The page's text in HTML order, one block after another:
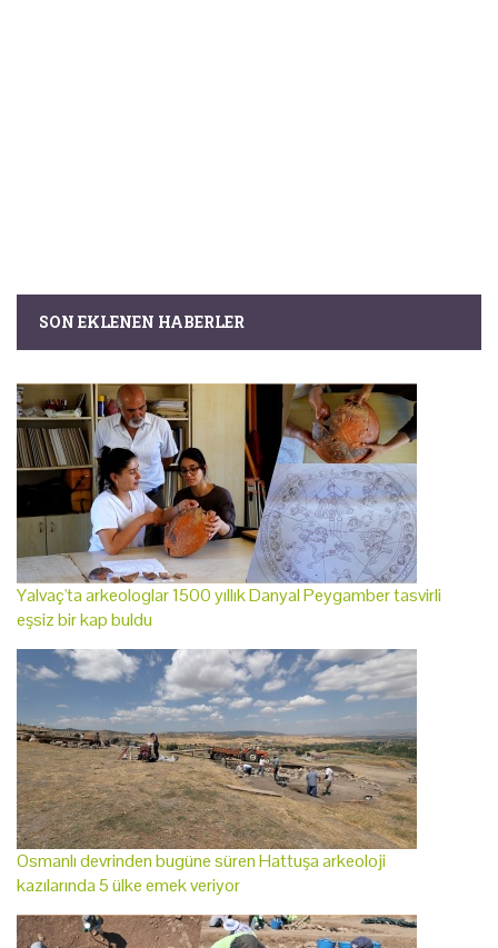
SON EKLENEN HABERLER
Yalvaç'ta arkeologlar 1500 yıllık Danyal Peygamber tasvirli
eşsiz bir kap buldu
Osmanlı devrinden bugüne süren Hattuşa arkeoloji
kazılarında 5 ülke emek veriyor